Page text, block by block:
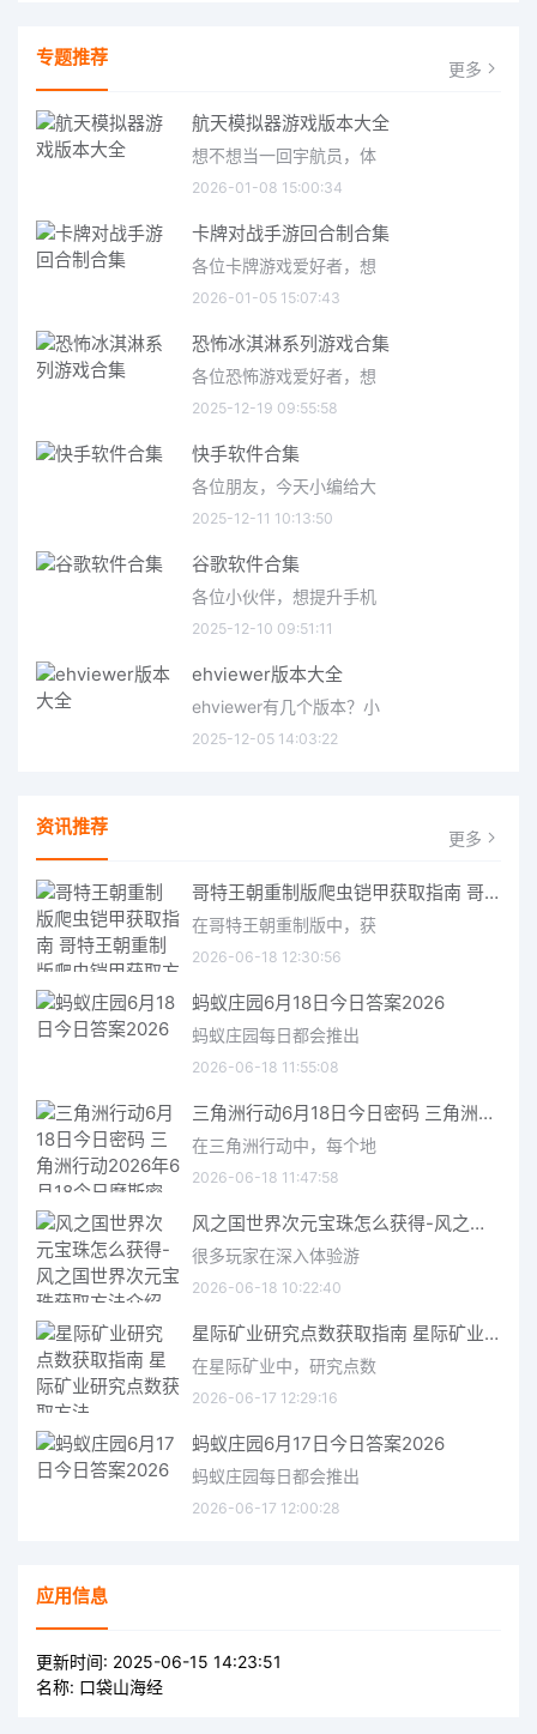
专题推荐 更多
航天模拟器游戏版本大全
想不想当一回宇航员，体
2026-01-08 15:00:34
卡牌对战手游回合制合集
各位卡牌游戏爱好者，想
2026-01-05 15:07:43
恐怖冰淇淋系列游戏合集
各位恐怖游戏爱好者，想
2025-12-19 09:55:58
快手软件合集
各位朋友，今天小编给大
2025-12-11 10:13:50
谷歌软件合集
各位小伙伴，想提升手机
2025-12-10 09:51:11
ehviewer版本大全
ehviewer有几个版本？小
2025-12-05 14:03:22
资讯推荐 更多
哥特王朝重制版爬虫铠甲获取指南 哥特王朝重制版爬虫铠甲获取方法
在哥特王朝重制版中，获
2026-06-18 12:30:56
蚂蚁庄园6月18日今日答案2026
蚂蚁庄园每日都会推出
2026-06-18 11:55:08
三角洲行动6月18日今日密码 三角洲行动2026年6月18今日摩斯密码分享
在三角洲行动中，每个地
2026-06-18 11:47:58
风之国世界次元宝珠怎么获得-风之国世界次元宝珠获取方法介绍
很多玩家在深入体验游
2026-06-18 10:22:40
星际矿业研究点数获取指南 星际矿业研究点数获取方法
在星际矿业中，研究点数
2026-06-17 12:29:16
蚂蚁庄园6月17日今日答案2026
蚂蚁庄园每日都会推出
2026-06-17 12:00:28
应用信息
更新时间: 2025-06-15 14:23:51
名称: 口袋山海经